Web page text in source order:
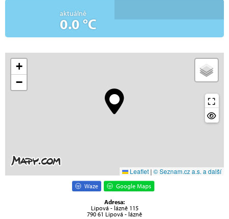
aktuálně
0.0 °C
+
−
Leaflet | © Seznam.cz a.s. a další
Waze Google Maps
Adresa:
Lipová - lázně 115
790 61 Lipová - lázně